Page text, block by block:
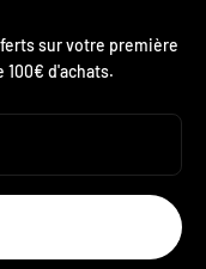
sur votre première
d'achats.